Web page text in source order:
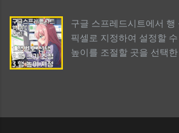
기 위한 어떤 문이 존재하
` 귀문 혹은 혼문 `이라 칭
는 ` 차원 `이라 언급했지만
계 `로 이해할 수 있다. `귀
해 한자와 영어 단어를 같
는 여러가지 캡쳐 도구를
`Shift+윈도우키+S`키를 활
것이다. 하지만, 캡쳐를 한
캡쳐 후 자동 저장 `한다.
구글 스프레드시트에서 행
픽셀로 지정하여 설정할
높이를 조절할 곳을 선택한
기본값은 픽셀이다. 단어